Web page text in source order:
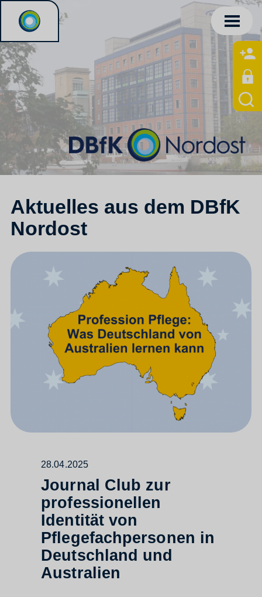
Aktuelles aus dem DBfK
Nordost
28.04.2025
Journal Club zur
professionellen
Identität von
Pflegefachpersonen in
Deutschland und
Australien